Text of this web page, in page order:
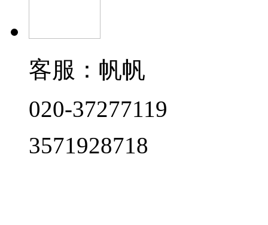
客服：帆帆
020-37277119
3571928718